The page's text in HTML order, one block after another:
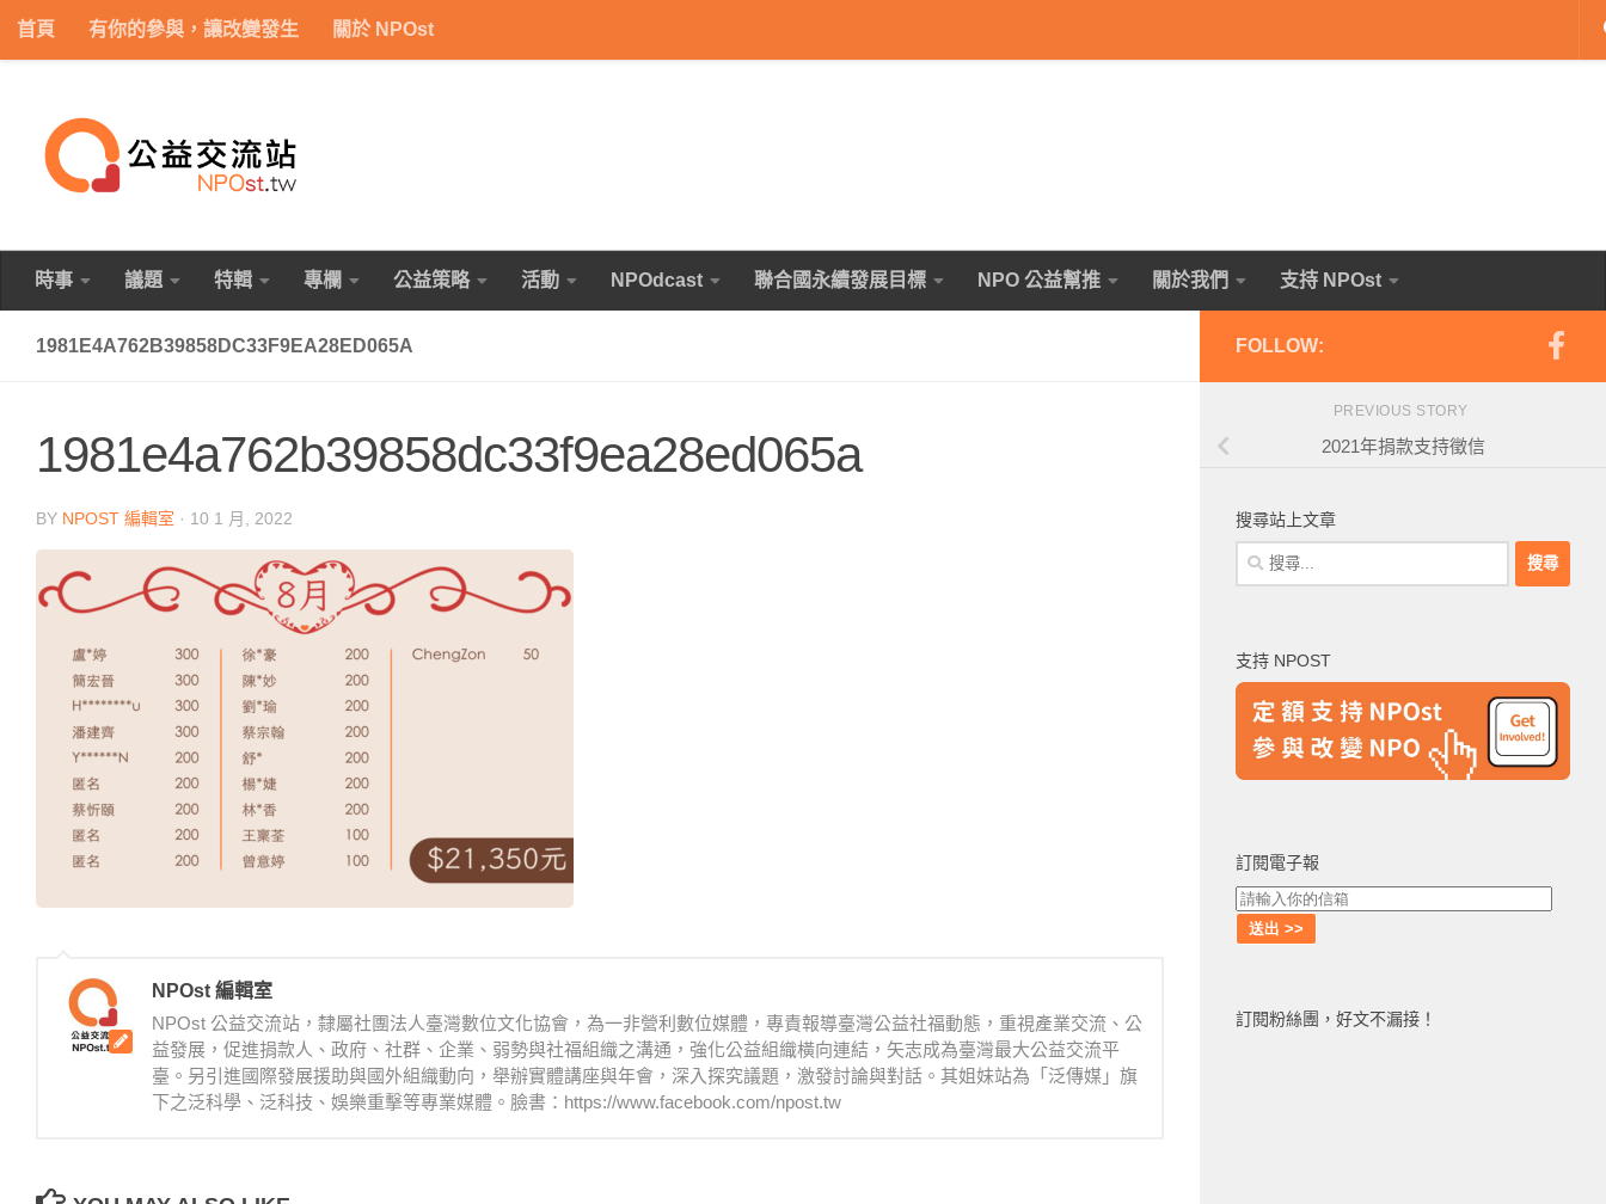
Skip to content
首頁 有你的參與，讓改變發生 關於 NPOst
時事 議題 特輯 專欄 公益策略 活動 NPOdcast 聯合國永續發展目標 NPO 公益幫推 關於我們 支持 NPOst
1981E4A762B39858DC33F9EA28ED065A
1981e4a762b39858dc33f9ea28ed065a
BY NPOST 編輯室 · 10 1 月, 2022
NPOst 編輯室
NPOst 公益交流站，隸屬社團法人臺灣數位文化協會，為一非營利數位媒體，專責報導臺灣公益社福動態，重視產業交流、公
益發展，促進捐款人、政府、社群、企業、弱勢與社福組織之溝通，強化公益組織橫向連結，矢志成為臺灣最大公益交流平
臺。另引進國際發展援助與國外組織動向，舉辦實體講座與年會，深入探究議題，激發討論與對話。其姐妹站為「泛傳媒」旗
下之泛科學、泛科技、娛樂重擊等專業媒體。臉書：https://www.facebook.com/npost.tw
FOLLOW:
PREVIOUS STORY
2021年捐款支持徵信
搜尋站上文章
搜
尋
字:
支持 NPOST
訂閱電子報
訂閱粉絲團，好文不漏接！